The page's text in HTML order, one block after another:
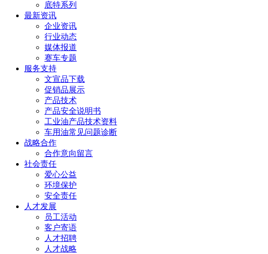
底特系列
最新资讯
企业资讯
行业动态
媒体报道
赛车专题
服务支持
文宣品下载
促销品展示
产品技术
产品安全说明书
工业油产品技术资料
车用油常见问题诊断
战略合作
合作意向留言
社会责任
爱心公益
环境保护
安全责任
人才发展
员工活动
客户寄语
人才招聘
人才战略